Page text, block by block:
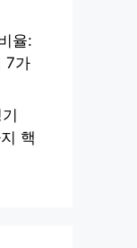
율:
7가
핵